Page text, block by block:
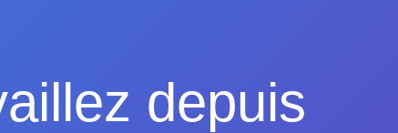
depuis